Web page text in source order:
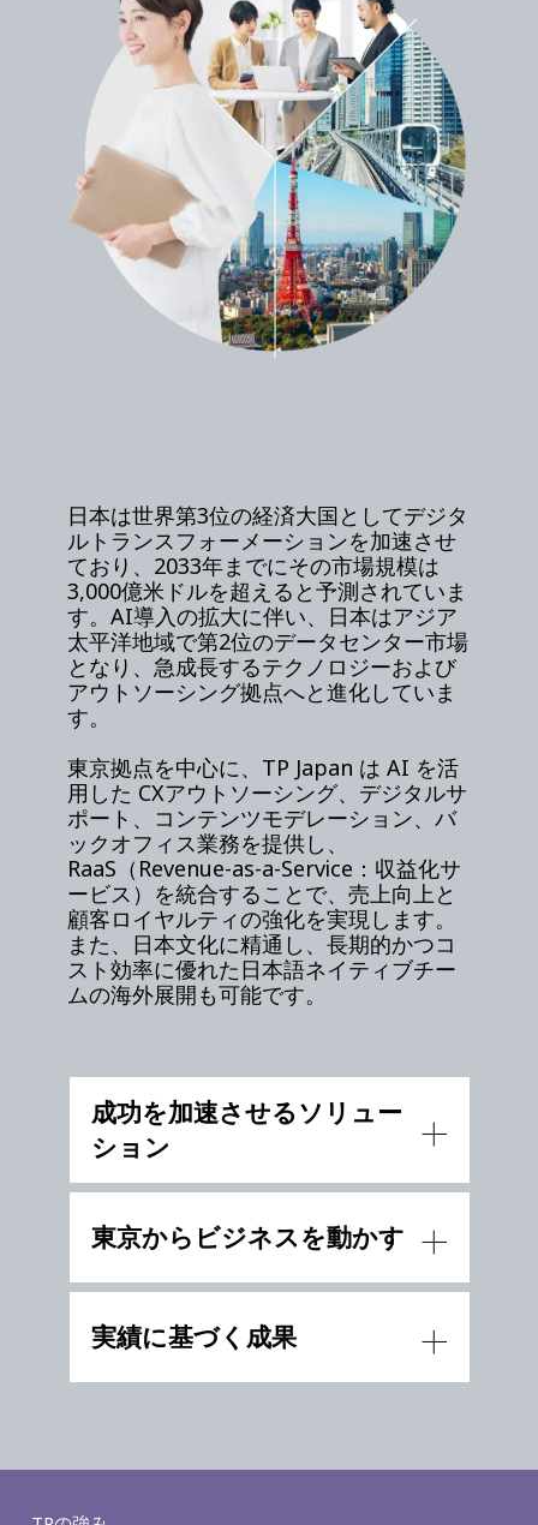
日本は世界第3位の経済大国としてデジタ
ルトランスフォーメーションを加速させ
ており、2033年までにその市場規模は
3,000億米ドルを超えると予測されていま
す。AI導入の拡大に伴い、日本はアジア
太平洋地域で第2位のデータセンター市場
となり、急成長するテクノロジーおよび
アウトソーシング拠点へと進化していま
す。
東京拠点を中心に、TP Japan は AI を活
用した CXアウトソーシング、デジタルサ
ポート、コンテンツモデレーション、バ
ックオフィス業務を提供し、
RaaS（Revenue-as-a-Service：収益化サ
ービス）を統合することで、売上向上と
顧客ロイヤルティの強化を実現します。
また、日本文化に精通し、長期的かつコ
スト効率に優れた日本語ネイティブチー
ムの海外展開も可能です。
成功を加速させるソリュー
ション
東京からビジネスを動かす
実績に基づく成果